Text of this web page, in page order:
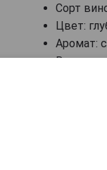
Сорт
Цвет:
Аромат:
Вкус: